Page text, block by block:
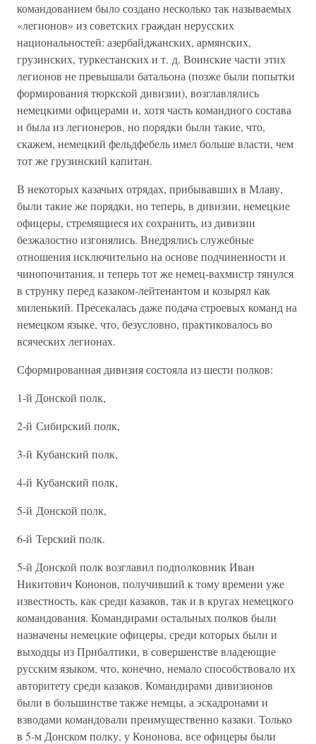
командованием было создано несколько так называемых
«легионов» из советских граждан нерусских
национальностей: азербайджанских, армянских,
грузинских, туркестанских и т. д. Воинские части этих
легионов не превышали батальона (позже были попытки
формирования тюркской дивизии), возглавлялись
немецкими офицерами и, хотя часть командного состава
и была из легионеров, но порядки были такие, что,
скажем, немецкий фельдфебель имел больше власти, чем
тот же грузинский капитан.
В некоторых казачьих отрядах, прибывавших в Млаву,
были такие же порядки, но теперь, в дивизии, немецкие
офицеры, стремящиеся их сохранить, из дивизии
безжалостно изгонялись. Внедрялись служебные
отношения исключительно на основе подчиненности и
чинопочитания, и теперь тот же немец-вахмистр тянулся
в струнку перед казаком-лейтенантом и козырял как
миленький. Пресекалась даже подача строевых команд на
немецком языке, что, безусловно, практиковалось во
всяческих легионах.
Сформированная дивизия состояла из шести полков:
1-й Донской полк,
2-й Сибирский полк,
3-й Кубанский полк,
4-й Кубанский полк,
5-й Донской полк,
6-й Терский полк.
5-й Донской полк возглавил подполковник Иван
Никитович Кононов, получивший к тому времени уже
известность, как среди казаков, так и в кругах немецкого
командования. Командирами остальных полков были
назначены немецкие офицеры, среди которых были и
выходцы из Прибалтики, в совершенстве владеющие
русским языком, что, конечно, немало способствовало их
авторитету среди казаков. Командирами дивизионов
были в большинстве также немцы, а эскадронами и
взводами командовали преимущественно казаки. Только
в 5-м Донском полку, у Кононова, все офицеры были